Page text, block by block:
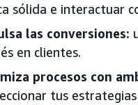
sólida e interactuar
las conversiones:
en clientes.
procesos con
tus